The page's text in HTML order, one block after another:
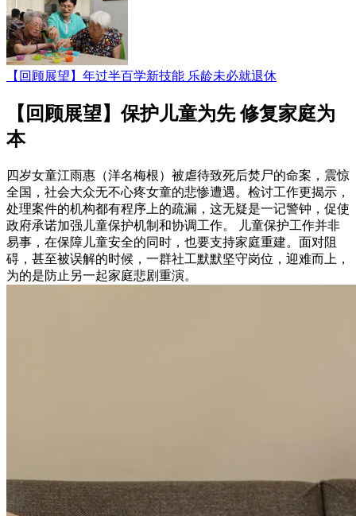
【回顾展望】年过半百学新技能 乐龄未必就退休
【回顾展望】保护儿童为先 修复家庭为
本
四岁女童江雨惠（洋名梅根）被虐待致死后焚尸的命案，震惊
全国，社会大众无不心疼女童的悲惨遭遇。检讨工作更揭示，
处理案件的机构都有程序上的疏漏，这无疑是一记警钟，促使
政府承诺加强儿童保护机制和协调工作。 儿童保护工作并非
易事，在保障儿童安全的同时，也要支持家庭重建。面对阻
碍，甚至被误解的时候，一群社工默默坚守岗位，迎难而上，
为的是防止另一起家庭悲剧重演。